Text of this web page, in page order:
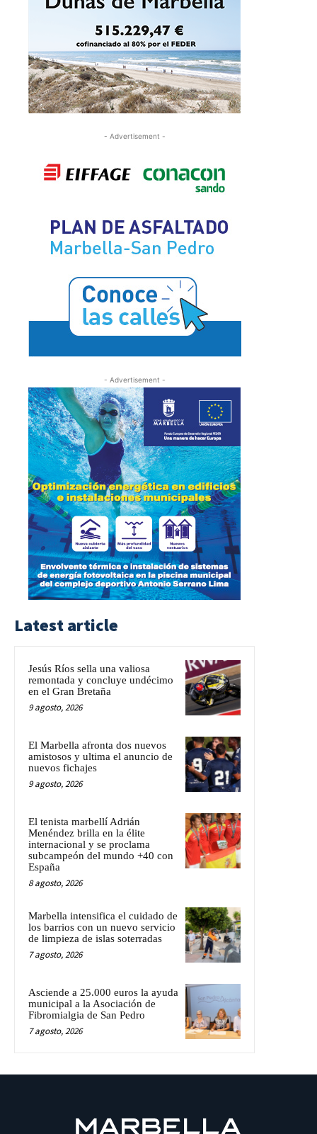
- Advertisement -
- Advertisement -
Latest article
Jesús Ríos sella una valiosa
remontada y concluye undécimo
en el Gran Bretaña
9 agosto, 2026
El Marbella afronta dos nuevos
amistosos y ultima el anuncio de
nuevos fichajes
9 agosto, 2026
El tenista marbellí Adrián
Menéndez brilla en la élite
internacional y se proclama
subcampeón del mundo +40 con
España
8 agosto, 2026
Marbella intensifica el cuidado de
los barrios con un nuevo servicio
de limpieza de islas soterradas
7 agosto, 2026
Asciende a 25.000 euros la ayuda
municipal a la Asociación de
Fibromialgia de San Pedro
7 agosto, 2026